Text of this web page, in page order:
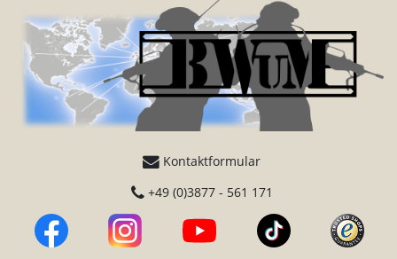
Kontaktformular
+49 (0)3877 - 561 171